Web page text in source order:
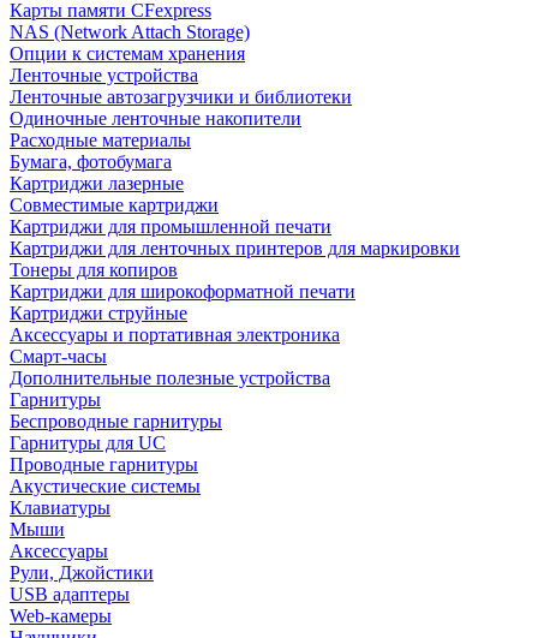
Карты памяти CFexpress
NAS (Network Attach Storage)
Опции к системам хранения
Ленточные устройства
Ленточные автозагрузчики и библиотеки
Одиночные ленточные накопители
Расходные материалы
Бумага, фотобумага
Картриджи лазерные
Совместимые картриджи
Картриджи для промышленной печати
Картриджи для ленточных принтеров для маркировки
Тонеры для копиров
Картриджи для широкоформатной печати
Картриджи струйные
Аксессуары и портативная электроника
Смарт-часы
Дополнительные полезные устройства
Гарнитуры
Беспроводные гарнитуры
Гарнитуры для UC
Проводные гарнитуры
Акустические системы
Клавиатуры
Мыши
Аксессуары
Рули, Джойстики
USB адаптеры
Web-камеры